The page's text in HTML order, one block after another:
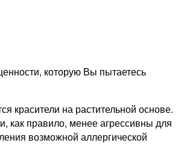
которую Вы пытаетесь
красители на растительной основе.
как правило, менее агрессивны для
возможной аллергической